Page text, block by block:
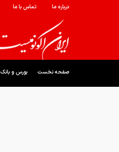
درباره ما تماس با ما
صفحه نخست بورس و بانک